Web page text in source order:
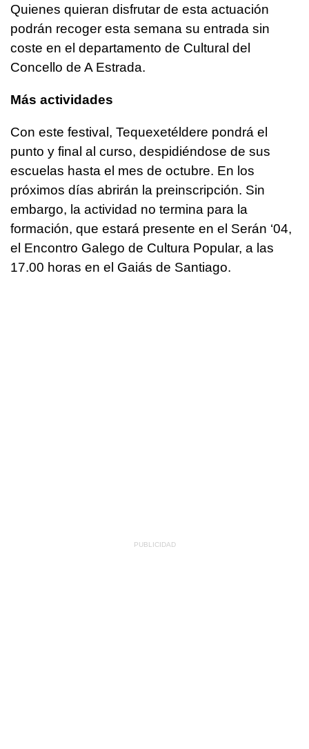
Quienes quieran disfrutar de esta actuación
podrán recoger esta semana su entrada sin
coste en el departamento de Cultural del
Concello de A Estrada.
Más actividades
Con este festival, Tequexetéldere pondrá el
punto y final al curso, despidiéndose de sus
escuelas hasta el mes de octubre. En los
próximos días abrirán la preinscripción. Sin
embargo, la actividad no termina para la
formación, que estará presente en el Serán ‘04,
el Encontro Galego de Cultura Popular, a las
17.00 horas en el Gaiás de Santiago.